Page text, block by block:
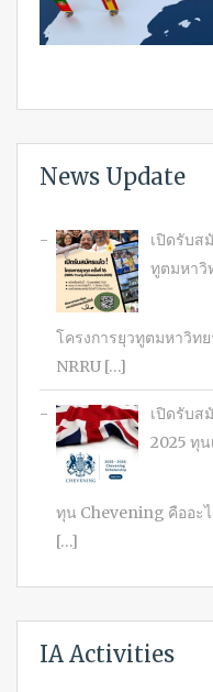
News Update
เปิดรับส
ทูตมหาวิ
โครงการยุวทูตมหาวิท
NRRU […]
เปิดรับส
2025 ทุ
ทุน Chevening คืออ
[…]
IA Activities